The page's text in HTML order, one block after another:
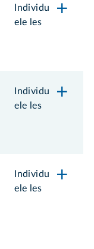
Individu
ele les
Individu
ele les
Individu
ele les